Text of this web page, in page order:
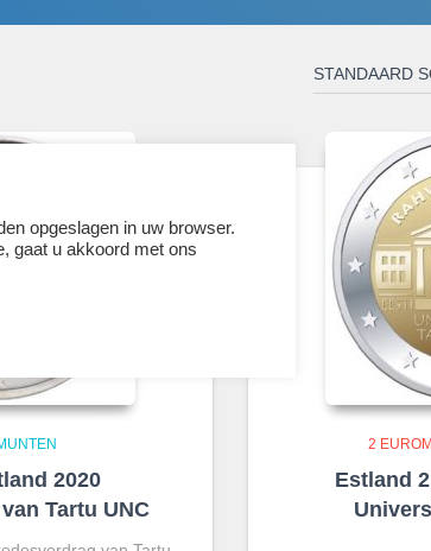
2020
Tartu UNC
2
Estland
opgeslagen in uw browser.
gaat u akkoord met ons